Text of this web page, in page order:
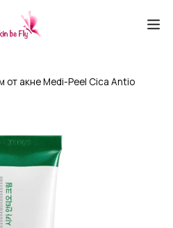
от акне Medi-Peel Cica Antio